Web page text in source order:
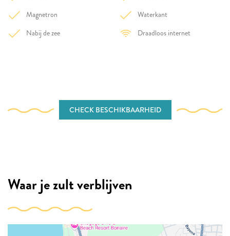
Magnetron
Nabij de zee
Waterkant
Draadloos internet
CHECK BESCHIKBAARHEID
Waar je zult verblijven